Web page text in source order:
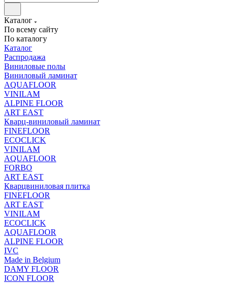
Каталог
По всему сайту
По каталогу
Каталог
Распродажа
Виниловые полы
Виниловый ламинат
AQUAFLOOR
VINILAM
ALPINE FLOOR
ART EAST
Кварц-виниловый ламинат
FINEFLOOR
ECOCLICK
VINILAM
AQUAFLOOR
FORBO
ART EAST
Кварцвиниловая плитка
FINEFLOOR
ART EAST
VINILAM
ECOCLICK
AQUAFLOOR
ALPINE FLOOR
IVC
Made in Belgium
DAMY FLOOR
ICON FLOOR